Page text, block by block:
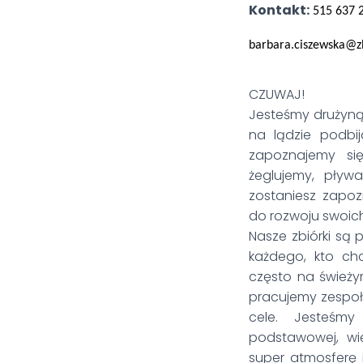
Kontakt: 515 637
CZUWAJ!
Jesteśmy
na lądzie
zapoznajemy
żeglujemy,
zostaniesz
do rozwoju
Nasze zbiórki są
każdego, kto
często na
pracujemy
cele.
podstawowej,
super